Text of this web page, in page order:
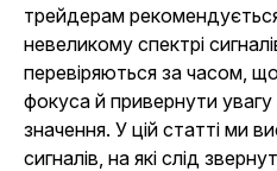
трейдерам
невеликому спектрі
перевіряються за часом,
фокуса й привернути
значення. У цій статті ми
сигналів, на які слід